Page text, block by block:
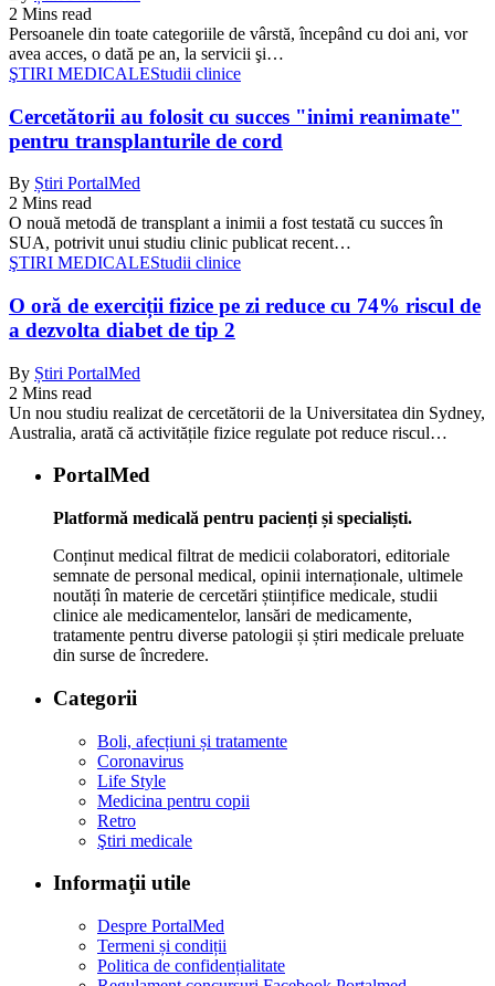
2 Mins read
Persoanele din toate categoriile de vârstă, începând cu doi ani, vor
avea acces, o dată pe an, la servicii şi…
ŞTIRI MEDICALEStudii clinice
Cercetătorii au folosit cu succes "inimi reanimate"
pentru transplanturile de cord
By Știri PortalMed
2 Mins read
O nouă metodă de transplant a inimii a fost testată cu succes în
SUA, potrivit unui studiu clinic publicat recent…
ŞTIRI MEDICALEStudii clinice
O oră de exerciții fizice pe zi reduce cu 74% riscul de
a dezvolta diabet de tip 2
By Știri PortalMed
2 Mins read
Un nou studiu realizat de cercetătorii de la Universitatea din Sydney,
Australia, arată că activitățile fizice regulate pot reduce riscul…
PortalMed
Platformă medicală pentru pacienți și specialiști.
Conținut medical filtrat de medicii colaboratori, editoriale
semnate de personal medical, opinii internaționale, ultimele
noutăți în materie de cercetări științifice medicale, studii
clinice ale medicamentelor, lansări de medicamente,
tratamente pentru diverse patologii și știri medicale preluate
din surse de încredere.
Categorii
Boli, afecțiuni și tratamente
Coronavirus
Life Style
Medicina pentru copii
Retro
Ştiri medicale
Informaţii utile
Despre PortalMed
Termeni și condiții
Politica de confidențialitate